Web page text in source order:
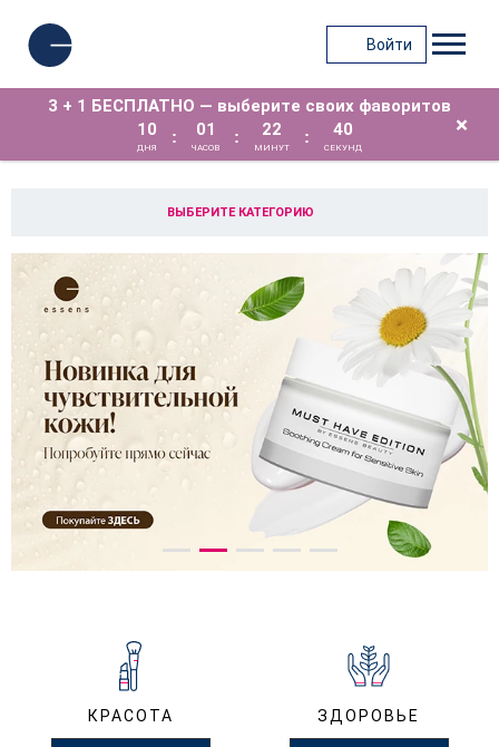
Войти
3 + 1 БЕСПЛАТНО — выберите своих фаворитов
10
ДНЯ
: 01
ЧАСОВ
: 22
МИНУТ
: 39
СЕКУНД
×
ВЫБЕРИТЕ КАТЕГОРИЮ
КРАСОТА ЗДОРОВЬЕ